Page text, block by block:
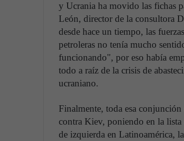
y Ucrania ha movido las fichas
León, director de la consultora
desde hace un tiempo, las
petroleras no tenía mucho
funcionando", por eso había
todo a raíz de la crisis de
ucraniano.
Finalmente, toda esa
contra Kiev, poniendo en la lista
de izquierda en Latinoamérica,